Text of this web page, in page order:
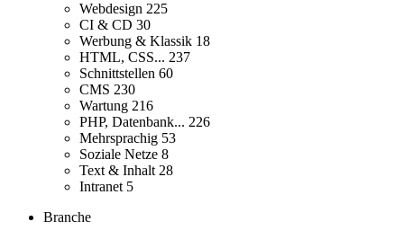
Webdesign 225
CI & CD 30
Werbung & Klassik 18
HTML, CSS... 237
Schnittstellen 60
CMS 230
Wartung 216
PHP, Datenbank... 226
Mehrsprachig 53
Soziale Netze 8
Text & Inhalt 28
Intranet 5
Branche